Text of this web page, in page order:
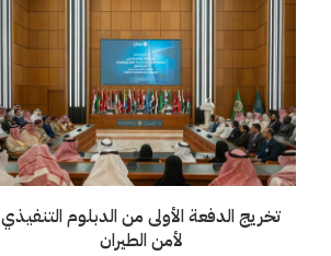
تخريج الدفعة الأولى من الدبلوم التنفيذي
لأمن الطيران